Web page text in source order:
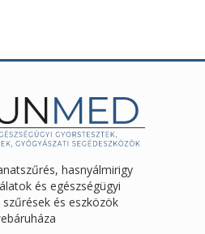
hasnyálmirigy
és egészségügyi
és eszközök